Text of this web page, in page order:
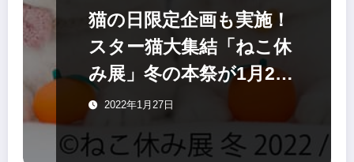
猫の日限定企画も実施！
スター猫大集結「ねこ休
み展」冬の本祭が1月28
日から開催
2022年1月27日